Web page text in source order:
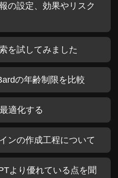
の設定、効果やリスク
を試してみました
の年齢制限を比較
適化する
ンの作成工程について
より優れている点を聞